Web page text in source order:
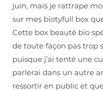
juin, mais je rattrape
sur mes biotyfull box
Cette box beauté bio
de toute façon pas trop
puisque j’ai tenté une
parlerai dans un autre
ressortir en public et